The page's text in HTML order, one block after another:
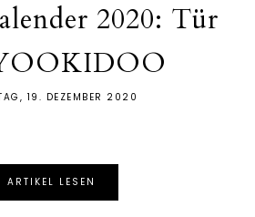
2020: Tür
19. DEZEMBER 2020
ARTIKEL LESEN